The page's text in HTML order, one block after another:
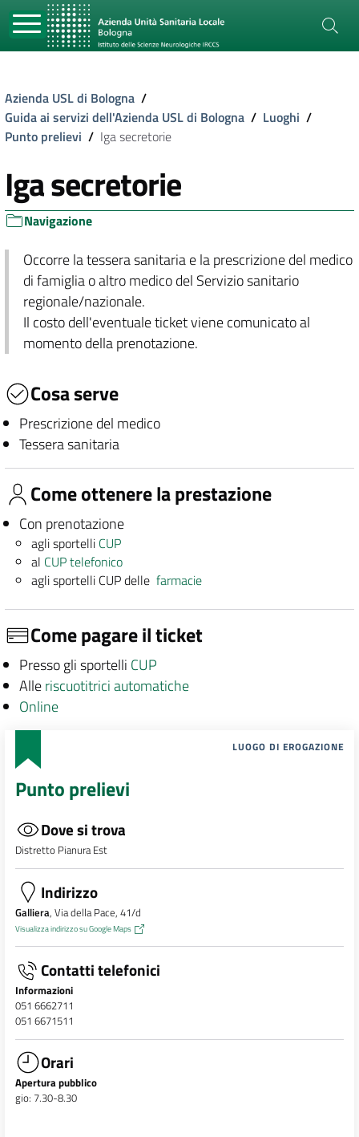
Azienda USL di Bologna /
Guida ai servizi dell'Azienda USL di Bologna / Luoghi /
Punto prelievi / Iga secretorie
Iga secretorie
Navigazione
Occorre la tessera sanitaria e la prescrizione del medico
di famiglia o altro medico del Servizio sanitario
regionale/nazionale.
Il costo dell'eventuale ticket viene comunicato al
momento della prenotazione.
Cosa serve
Prescrizione del medico
Tessera sanitaria
Come ottenere la prestazione
Con prenotazione
agli sportelli CUP
al CUP telefonico
agli sportelli CUP dellefarmacie
Come pagare il ticket
Presso gli sportelli CUP
Alleriscuotitrici automatiche
Online
LUOGO DI EROGAZIONE
Punto prelievi
Dove si trova
Distretto Pianura Est
Indirizzo
Galliera, Via della Pace, 41/d
Visualizza indirizzo su Google Maps
Contatti telefonici
Informazioni
051 6662711
051 6671511
Orari
Apertura pubblico
gio: 7.30-8.30